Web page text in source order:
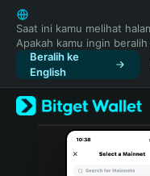
English
日本語
Tiếng Việt
Русский
Español (Latinoamérica)
Türkçe
Italiano
Saat ini kamu melihat
Apakah kamu ingin beralih
Beralih ke
English